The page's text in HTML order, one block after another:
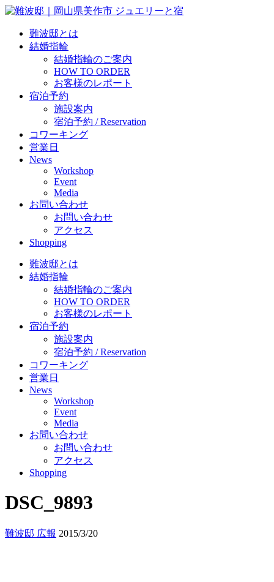
難波邸とは
結婚指輪
結婚指輪のご案内
HOW TO ORDER
お客様のレポート
宿泊予約
施設案内
宿泊予約 / Reservation
コワーキング
営業日
News
Workshop
Event
Media
お問い合わせ
お問い合わせ
アクセス
Shopping
難波邸とは
結婚指輪
結婚指輪のご案内
HOW TO ORDER
お客様のレポート
宿泊予約
施設案内
宿泊予約 / Reservation
コワーキング
営業日
News
Workshop
Event
Media
お問い合わせ
お問い合わせ
アクセス
Shopping
DSC_9893
難波邸 広報 2015/3/20